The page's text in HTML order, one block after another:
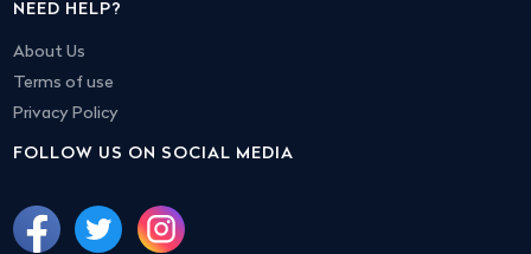
NEED HELP?
About Us
Terms of use
Privacy Policy
FOLLOW US ON SOCIAL MEDIA